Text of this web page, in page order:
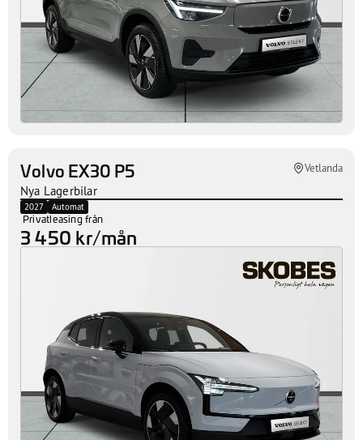
Volvo EX40 Single Motor Extended
Range
Nya Lagerbilar
Vetlanda
2026
Privatleasing från
4 895 kr/mån
Volvo EX30 P5
Nya Lagerbilar
Vetlanda